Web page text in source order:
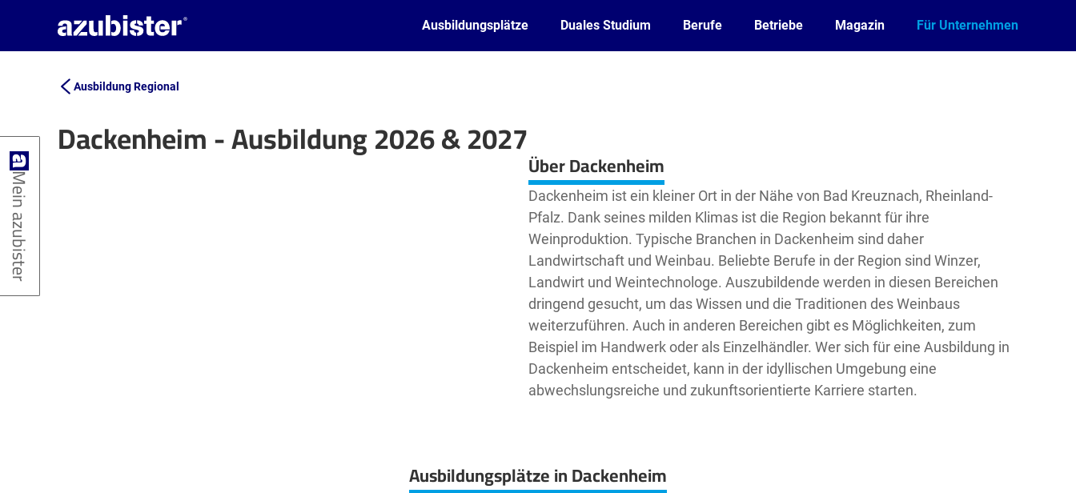
Ausbildungsplätze Duales Studium Berufe Betriebe Magazin Für Unternehmen
Ausbildung Regional
Dackenheim - Ausbildung 2026 & 2027
Leaflet| ©OpenStreetMap2contributors Über Dackenheim
Dackenheim ist ein kleiner Ort in der Nähe von Bad Kreuznach, Rheinland-
Pfalz. Dank seines milden Klimas ist die Region bekannt für ihre
Weinproduktion. Typische Branchen in Dackenheim sind daher
Landwirtschaft und Weinbau. Beliebte Berufe in der Region sind Winzer,
Landwirt und Weintechnologe. Auszubildende werden in diesen Bereichen
dringend gesucht, um das Wissen und die Traditionen des Weinbaus
weiterzuführen. Auch in anderen Bereichen gibt es Möglichkeiten, zum
Beispiel im Handwerk oder als Einzelhändler. Wer sich für eine Ausbildung in
Dackenheim entscheidet, kann in der idyllischen Umgebung eine
abwechslungsreiche und zukunftsorientierte Karriere starten.
Ausbildungsplätze in Dackenheim
Mein azubister